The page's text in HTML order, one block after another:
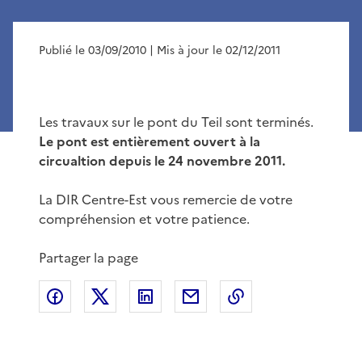
Publié le 03/09/2010 | Mis à jour le 02/12/2011
Les travaux sur le pont du Teil sont terminés.
Le pont est entièrement ouvert à la
circualtion depuis le 24 novembre 2011.
La DIR Centre-Est vous remercie de votre
compréhension et votre patience.
Partager la page
Partager sur Facebook
Partager sur XPartager sur LinkedIn
Partager par email